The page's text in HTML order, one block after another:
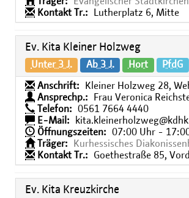
Kontakt Tr.:
Lutherplatz 6, Mitte
Ev. Kita Kleiner Holzweg
Unter 3 J. Ab 3 J. Hort PfdG
Anschrift:
Kleiner Holzweg 28,
Ansprechp.:
Frau Veronica
Telefon:
0561 7664 4440
E-Mail:
Öffnungszeiten:
07:00 Uhr -
Träger:
Kurhessisches
Kontakt Tr.:
Goethestraße 85,
Ev. Kita Kreuzkirche